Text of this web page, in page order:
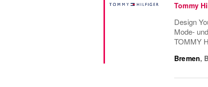
Tommy
Design
Mode-
TOMMY
Bremen,